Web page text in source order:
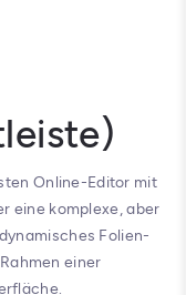
Online-Editor mit
eine komplexe, aber
Folien-
einer